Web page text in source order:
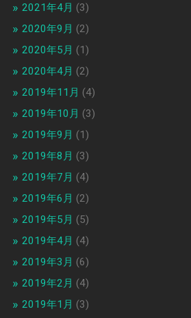
2021年4月 (3)
2020年9月 (2)
2020年5月 (1)
2020年4月 (2)
2019年11月 (4)
2019年10月 (3)
2019年9月 (1)
2019年8月 (3)
2019年7月 (4)
2019年6月 (2)
2019年5月 (5)
2019年4月 (4)
2019年3月 (6)
2019年2月 (4)
2019年1月 (3)